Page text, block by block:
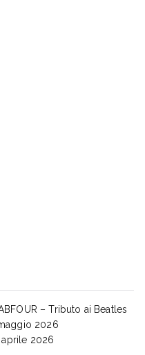
– Tributo ai Beatles
2026
aprile 2026